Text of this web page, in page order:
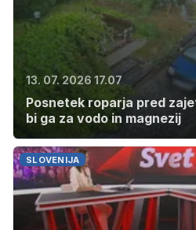
13. 07. 2026 17.07
Posnetek roparja pred
bi ga za vodo in magnezij
SLOVENIJA